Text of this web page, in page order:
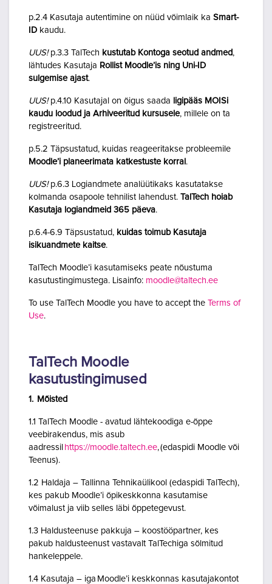
p.2.4 Kasutaja autentimine on nüüd võimlaik ka Smart-
ID kaudu.
UUS!p.3.3 TalTech kustutab Kontoga seotud andmed,
lähtudes Kasutaja Rollist Moodle’is ning Uni-ID
sulgemise ajast.
UUS!p.4.10 Kasutajal on õigus saada ligipääs MOISi
kaudu loodud ja Arhiveeritud kursusele, millele on ta
registreeritud.
p.5.2 Täpsustatud, kuidas reageeritakse probleemile
Moodle’i planeerimata katkestuste korral .
UUS!p.6.3 Logiandmete analüütikaks kasutatakse
kolmanda osapoole tehnilist lahendust. TalTech hoiab
Kasutaja logiandmeid 365 päeva.
p.6.4-6.9 Täpsustatud, kuidas toimub Kasutaja
isikuandmete kaitse.
TalTech Moodle’i kasutamiseks peate nõustuma
kasutustingimustega. Lisainfo: moodle@taltech.ee
To use TalTech Moodle you have to accept the Terms of
Use.
TalTech Moodle
kasutustingimused
1. Mõisted
1.1 TalTech Moodle - avatud lähtekoodiga e-õppe
veebirakendus, mis asub
aadressil https://moodle.taltech.ee, (edaspidi Moodle või
Teenus).
1.2 Haldaja – Tallinna Tehnikaülikool (edaspidi TalTech),
kes pakub Moodle’i õpikeskkonna kasutamise
võimalust ja viib selles läbi õppetegevust.
1.3 Haldusteenuse pakkuja – koostööpartner, kes
pakub haldusteenust vastavalt TalTechiga sõlmitud
hankeleppele.
1.4 Kasutaja – iga Moodle’i keskkonnas kasutajakontot